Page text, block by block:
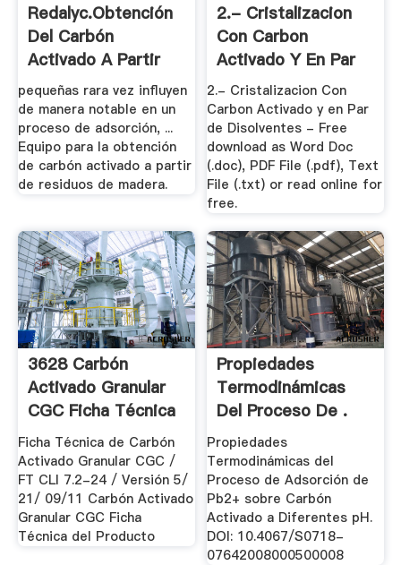
Redalyc.Obtención
Del Carbón
Activado A Partir
De .
pequeñas rara vez influyen
de manera notable en un
proceso de adsorción, ...
Equipo para la obtención
de carbón activado a partir
de residuos de madera.
2.- Cristalizacion
Con Carbon
Activado Y En Par
De .
2.- Cristalizacion Con
Carbon Activado y en Par
de Disolventes - Free
download as Word Doc
(.doc), PDF File (.pdf), Text
File (.txt) or read online for
free.
3628 Carbón
Activado Granular
CGC Ficha Técnica
Del .
Ficha Técnica de Carbón
Activado Granular CGC /
FT CLI 7.2-24 / Versión 5/
21/ 09/11 Carbón Activado
Granular CGC Ficha
Técnica del Producto
Propiedades
Termodinámicas
Del Proceso De .
Propiedades
Termodinámicas del
Proceso de Adsorción de
Pb2+ sobre Carbón
Activado a Diferentes pH.
DOI: 10.4067/S0718-
07642008000500008